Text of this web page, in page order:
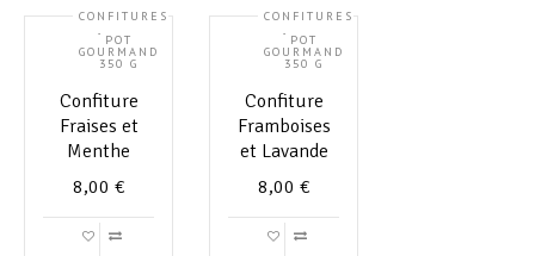
CONFITURES
,
POT
GOURMAND
350 G
Confiture
Fraises et
Menthe
8,00 €
CONFITURES
,
POT
GOURMAND
350 G
Confiture
Framboises
et Lavande
8,00 €